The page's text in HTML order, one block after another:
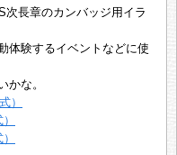
長章のカンバッジ用イラ
体験するイベントなどに使
かな。
）